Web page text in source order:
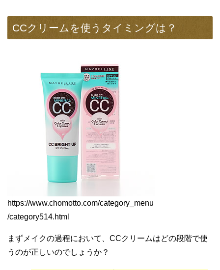
CCクリームを使うタイミングは？
https://www.chomotto.com/category_menu
/category514.html
まずメイクの過程において、CCクリームはどの段階で使
うのが正しいのでしょうか？